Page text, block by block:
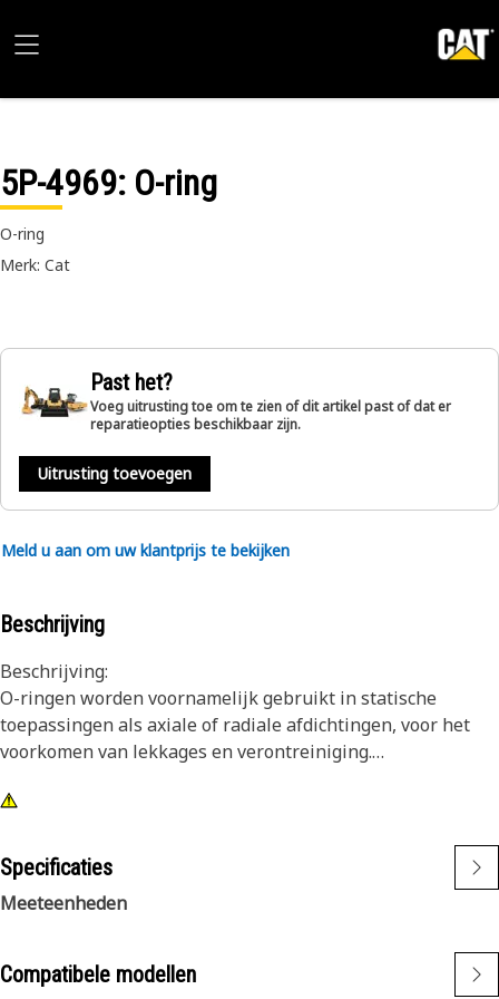
5P-4969: O-ring
O-ring
Merk: Cat
Past het?
Voeg uitrusting toe om te zien of dit artikel past of dat er
reparatieopties beschikbaar zijn.
Uitrusting toevoegen
Meld u aan om uw klantprijs te bekijken
Beschrijving
Beschrijving:
O-ringen worden voornamelijk gebruikt in statische
toepassingen als axiale of radiale afdichtingen, voor het
voorkomen van lekkages en verontreiniging.
Kenmerken:
afgestemd op de vloeistoffen, temperaturen en drukken die
voorkomen in Cat® motoren en machines. De materialen
zijn bestand tegen slijtage en extrusie en bieden een
Daarnaast worden bepaalde Cat® O-ringen gecoat met
PTFE om verdraaiing en doorsnijden van afdichtingen
Specificaties
Meeteenheden
Compatibele modellen